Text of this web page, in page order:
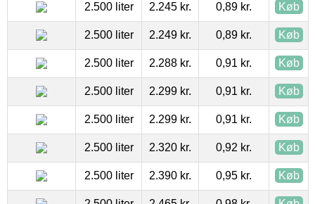
2.500 liter 2.245 kr. 0,89 kr. Køb
2.500 liter 2.249 kr. 0,89 kr. Køb
2.500 liter 2.288 kr. 0,91 kr. Køb
2.500 liter 2.299 kr. 0,91 kr. Køb
2.500 liter 2.299 kr. 0,91 kr. Køb
2.500 liter 2.320 kr. 0,92 kr. Køb
2.500 liter 2.390 kr. 0,95 kr. Køb